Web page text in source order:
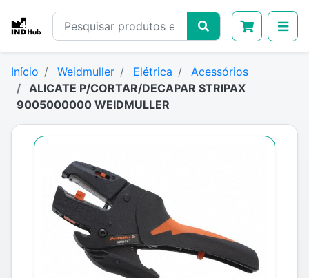
Início Weidmuller Elétrica
Acessórios
ALICATE P/CORTAR/DECAPAR STRIPAX
9005000000 WEIDMULLER